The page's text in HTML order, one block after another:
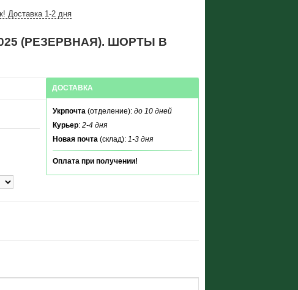
Доставка 1-2 дня
(РЕЗЕРВНАЯ). ШОРТЫ В
ДОСТАВКА
Укрпочта (отделение): до 10 дней
Курьер: 2-4 дня
Новая почта (склад): 1-3 дня
Оплата при получении!